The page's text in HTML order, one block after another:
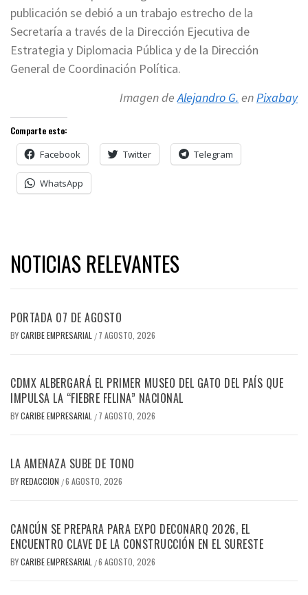
publicación se debió a un trabajo estrecho de la
Secretaría a través de la Dirección Ejecutiva de
Estrategia y Diplomacia Pública y de la Dirección
General de Coordinación Política.
Imagen deAlejandro G. enPixabay
Comparte esto:
Facebook Twitter Telegram
WhatsApp
NOTICIAS RELEVANTES
PORTADA 07 DE AGOSTO
BYCARIBE EMPRESARIAL / 7 AGOSTO, 2026
CDMX ALBERGARÁ EL PRIMER MUSEO DEL GATO DEL PAÍS QUE
IMPULSA LA “FIEBRE FELINA” NACIONAL
BYCARIBE EMPRESARIAL / 7 AGOSTO, 2026
LA AMENAZA SUBE DE TONO
BYREDACCION /6 AGOSTO, 2026
CANCÚN SE PREPARA PARA EXPO DECONARQ 2026, EL
ENCUENTRO CLAVE DE LA CONSTRUCCIÓN EN EL SURESTE
BYCARIBE EMPRESARIAL /6 AGOSTO, 2026